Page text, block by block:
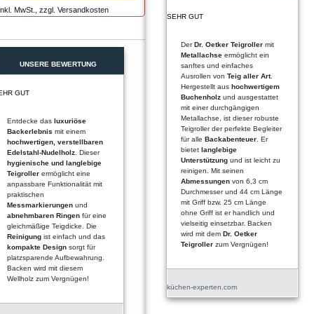
MwSt., zzgl. Versandkosten
UNSERE BEWERTUNG
GUT
Entdecke das luxuriöse
Backerlebnis mit einem
hochwertigen, verstellbaren
Edelstahl-Nudelholz. Dieser
hygienische und langlebige
Teigrollerermöglicht eine
anpassbare Funktionalität mit
praktischen
Messmarkierungen und
abnehmbaren Ringen für eine
gleichmäßige Teigdicke. Die
Reinigung ist einfach und das
kompakte Design sorgt für
platzsparende Aufbewahrung.
Backen wird mit diesem
Wellholz zum Vergnügen!
SEHR GUT
DerDr. Oetker Teigroller mit
Metallachse ermöglicht ein
sanftes und einfaches
Ausrollen von Teig aller Art.
Hergestellt aus hochwertigem
Buchenholz und ausgestattet
mit einer durchgängigen
Metallachse, ist dieser robuste
Teigroller der perfekte Begleiter
für alle Backabenteuer. Er
bietet langlebige
Unterstützung und ist leicht zu
reinigen. Mit seinen
Abmessungen von 6,3 cm
Durchmesser und 44 cm Länge
mit Griff bzw. 25 cm Länge
ohne Griff ist er handlich und
vielseitig einsetzbar. Backen
wird mit dem Dr. Oetker
Teigroller zum Vergnügen!
küchen-experten.com